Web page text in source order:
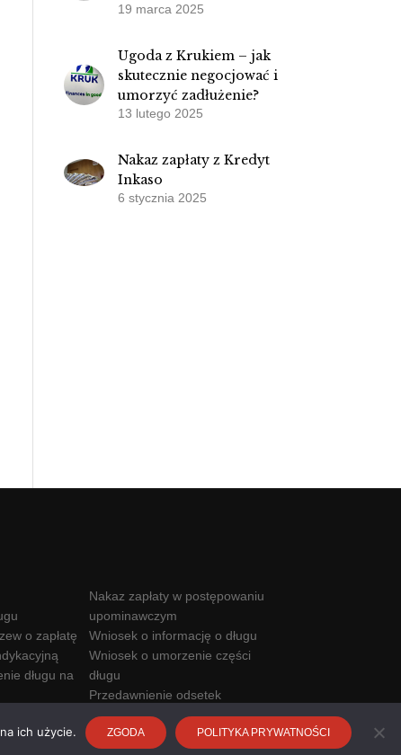
19 marca 2025
Ugoda z Krukiem – jak
skutecznie negocjować i
umorzyć zadłużenie?
13 lutego 2025
Nakaz zapłaty z Kredyt
Inkaso
6 stycznia 2025
o zapłatę
długu na
Nakaz zapłaty w postępowaniu
upominawczym
Wniosek o informację o długu
Wniosek o umorzenie części
długu
Przedawnienie odsetek
Kwota wolna od komornika
ich użycie.
ZGODA POLITYKA PRYWATNOŚCI